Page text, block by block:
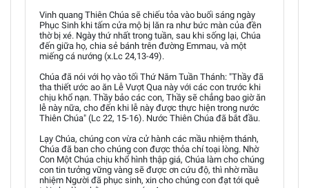
Vinh quang Thiên Chúa sẽ chiếu tỏa vào buối sáng ngày
Phục Sinh khi tấm cửa mộ bị lăn ra như bức màn của đền
thờ bị xé. Ngày thứ nhất trong tuần, sau khi sống lại, Chúa
đến giữa họ, chia sẻ bánh trên đường Emmau, và một
miếng cá nướng (x.Lc 24,13-49).
Chúa đã nói với họ vào tối Thứ Năm Tuần Thánh: "Thầy đã
tha thiết ước ao ăn Lễ Vượt Qua này với các con trước khi
chịu khổ nạn. Thầy bảo các con, Thầy sẽ chẳng bao giờ ăn
lễ này nữa, cho đến khi lễ này được thực hiện trong nước
Thiên Chúa" (Lc 22, 15-16). Nước Thiên Chúa đã bắt đầu.
Lạy Chúa, chúng con vừa cử hành các mầu nhiệm thánh,
Chúa đã ban cho chúng con được thỏa chí toại lòng. Nhờ
Con Một Chúa chịu khổ hình thập giá, Chúa làm cho chúng
con tin tưởng vững vàng sẽ được ơn cứu độ, thì nhờ mầu
nhiệm Người đã phục sinh, xin cho chúng con đạt tới quê